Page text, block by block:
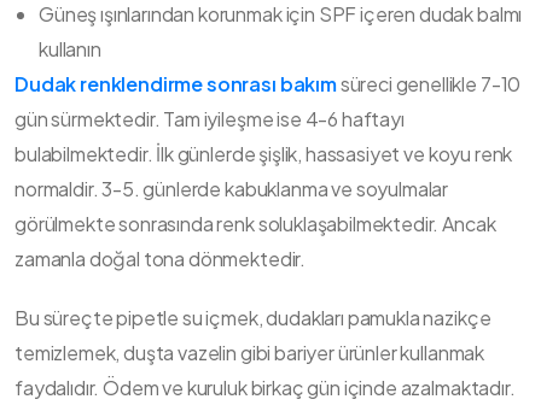
Güneş ışınlarından korunmak için SPF içeren dudak balmı
kullanın
Dudak renklendirme sonrası bakımsüreci genellikle 7-10
gün sürmektedir. Tam iyileşme ise 4-6 haftayı
bulabilmektedir. İlk günlerde şişlik, hassasiyet ve koyu renk
normaldir. 3-5. günlerde kabuklanma ve soyulmalar
görülmekte sonrasında renk soluklaşabilmektedir. Ancak
zamanla doğal tona dönmektedir.
Bu süreçte pipetle su içmek, dudakları pamukla nazikçe
temizlemek, duşta vazelin gibi bariyer ürünler kullanmak
faydalıdır. Ödem ve kuruluk birkaç gün içinde azalmaktadır.